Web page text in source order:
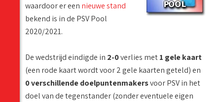
waardoor er een nieuwe stand
bekend is in de PSV Pool
2020/2021.
De wedstrijd eindigde in 2-0verlies met1 gele kaart
(een rode kaart wordt voor 2 gele kaarten geteld) en
0 verschillende doelpuntenmakersvoor PSV in het
doel van de tegenstander (zonder eventuele eigen